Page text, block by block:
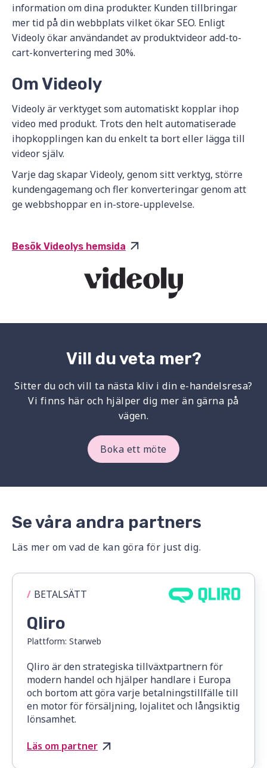
information om dina produkter. Kunden tillbringar
mer tid på din webbplats vilket ökar SEO. Enligt
Videoly ökar användandet av produktvideor add-to-
cart-konvertering med 30%.
Om Videoly
Videoly är verktyget som automatiskt kopplar ihop
video med produkt. Trots den helt automatiserade
ihopkopplingen kan du enkelt ta bort eller lägga till
videor själv.
Varje dag skapar Videoly, genom sitt verktyg, större
kundengagemang och fler konverteringar genom att
ge webbshoppar en in-store-upplevelse.
Besök Videolys hemsida
Vill du veta mer?
Sitter du och vill ta nästa kliv i din e-handelsresa?
Vi finns här och hjälper dig mer än gärna på
vägen.
Boka ett möte
Se våra andra partners
Läs mer om vad de kan göra för just dig.
/ BETALSÄTT
Qliro
Plattform: Starweb
Qliro är den strategiska tillväxtpartnern för
modern handel och hjälper handlare i Europa
och bortom att göra varje betalningstillfälle till
en motor för försäljning, lojalitet och långsiktig
lönsamhet.
Läs om partner